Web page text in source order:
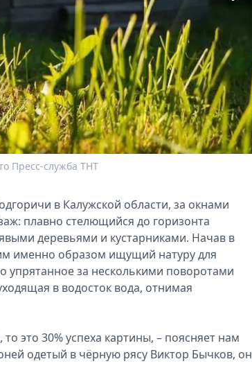
Пресс-служба ТНТ
в Калужской области, за окнами
плавно стелющийся до горизонта
деревьями и кустарниками. Начав в
именно образом ищущий натуру для
упрятанное за несколькими поворотами
в водосток вода, отнимая
это 30% успеха картины, – поясняет нам
одетый в чёрную рясу Виктор Бычков, он